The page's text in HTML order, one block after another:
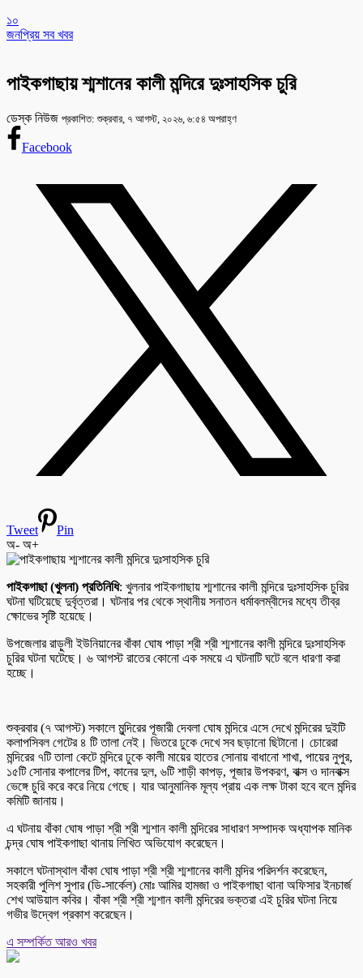
১০
জনপ্রিয় সব খবর
পাইকগাছায় শ্মশানের কালী মন্দিরে দুঃসাহসিক চুরি
ডেস্ক নিউজ প্রকাশিত: শুক্রবার, ৭ আগস্ট, ২০২৬, ৬:৫৪ অপরাহ্ণ
Facebook
Tweet
Pin
অ- অ+
পাইকগাছা (খুলনা) প্রতিনিধি: খুলনার পাইকগাছায় শ্মশানের কালী মন্দিরে দুঃসাহসিক চুরির
ঘটনা ঘটিয়েছে দুর্বৃত্তরা। ঘটনার পর থেকে স্থানীয় সনাতন ধর্মাবলম্বীদের মধ্যে তীব্র
ক্ষোভের সৃষ্টি হয়েছে।
উপজেলার রাড়ুলী ইউনিয়ানের বাঁকা ঘোষ পাড়া শ্রী শ্রী শ্মশানের কালী মন্দিরে দুঃসাহসিক
চুরির ঘটনা ঘটেছে। ৬ আগস্ট রাতের কোনো এক সময়ে এ ঘটনাটি ঘটে বলে ধারণা করা
হচ্ছে।
শুক্রবার (৭ আগস্ট) সকালে মুন্দিরের পূজারী দেবলা ঘোষ মন্দিরে এসে দেখে মন্দিরের দুইটি
কলাপসিবল গেটের ৪ টি তালা নেই। ভিতরে ঢুকে দেখে সব ছড়ানো ছিটানো। চোরেরা
মন্দিরের ৭টি তালা কেটে মন্দিরে ঢুকে কালী মায়ের হাতের সোনায় বাধানো শাখা, পায়ের নুপুর,
১৫টি সোনার কপালের টিপ, কানের দুল, ৬টি শাড়ী কাপড়, পূজার উপকরণ, বাক্স ও দানবাক্স
ভেঙ্গে চুরি করে করে নিয়ে গেছে। যার আনুমানিক মূল্য প্রায় এক লক্ষ টাকা হবে বলে মন্দির
কমিটি জানায়।
এ ঘটনায় বাঁকা ঘোষ পাড়া শ্রী শ্রী শ্মশান কালী মন্দিরের সাধারণ সম্পাদক অধ্যাপক মানিক
চন্দ্র ঘোষ পাইকগাছা থানায় লিখিত অভিযোগ করেছেন।
সকালে ঘটনাস্থাল বাঁকা ঘোষ পাড়া শ্রী শ্রী শ্মশানের কালী মন্দির পরিদর্শন করেছেন,
সহকারী পুলিশ সুপার (ডি-সার্কেল) মোঃ আমির হামজা ও পাইকগাছা থানা অফিসার ইনচার্জ
শেখ আউয়াল কবির। বাঁকা শ্রী শ্রী শ্মশান কালী মন্দিরের ভক্তরা এই চুরির ঘটনা নিয়ে
গভীর উদ্বেগ প্রকাশ করেছেন।
এ সম্পর্কিত আরও খবর